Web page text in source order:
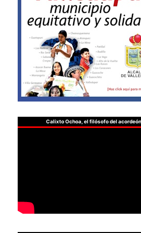
Calixto Ochoa, el filósofo del acordeón